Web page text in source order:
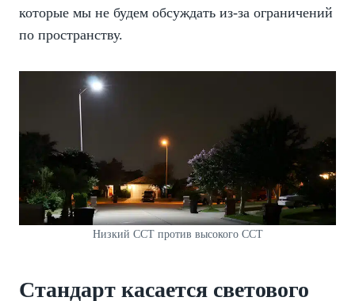
которые мы не будем обсуждать из-за ограничений
по пространству.
Низкий CCT против высокого CCT
Стандарт касается светового